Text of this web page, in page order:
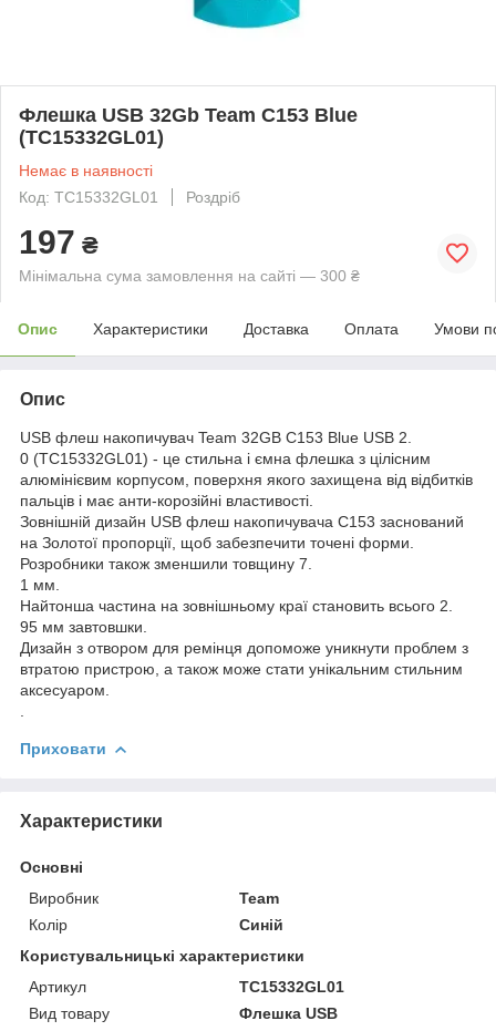
Флешка USB 32Gb Team C153 Blue
(TC15332GL01)
Немає в наявності
Код: TC15332GL01
Роздріб
197 ₴
Мінімальна сума замовлення на сайті — 300 ₴
Опис Характеристики Доставка Оплата Умови
Опис
USB флеш накопичувач Team 32GB C153 Blue USB 2.
0 (TC15332GL01) - це стильна і ємна флешка з цілісним
алюмінієвим корпусом, поверхня якого захищена від відбитків
пальців і має анти-корозійні властивості.
Зовнішній дизайн USB флеш накопичувача C153 заснований
на Золотої пропорції, щоб забезпечити точені форми.
Розробники також зменшили товщину 7.
1 мм.
Найтонша частина на зовнішньому краї становить всього 2.
95 мм завтовшки.
Дизайн з отвором для ремінця допоможе уникнути проблем з
втратою пристрою, а також може стати унікальним стильним
аксесуаром.
Приховати
Характеристики
Основні
Виробник
Team
Колір
Синій
Користувальницькі характеристики
Артикул
TC15332GL01
Вид товару
Флешка USB